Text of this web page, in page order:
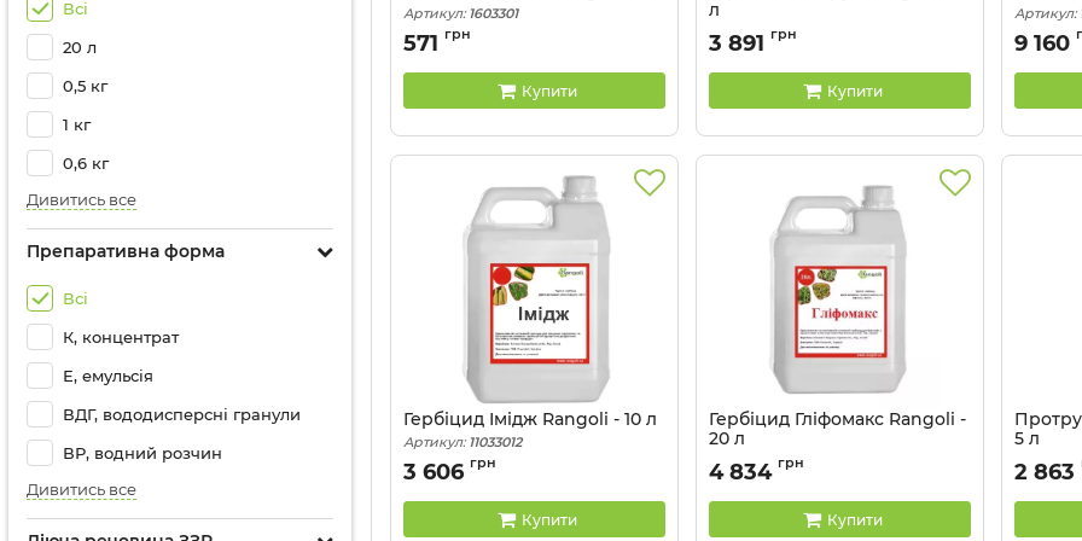
Всі
20 л
0,5 кг
1 кг
0,6 кг
Дивитись все
Препаративна форма
Всі
К, концентрат
Е, емульсія
ВДГ, вододисперсні гранули
ВР, водний розчин
Дивитись все
Артикул: 1603301
571 грн
Купити
л
Артикул: 11033017
3 891 грн
Купити
Артикул:
9 160
Гербіцид Імідж Rangoli - 10 л
Артикул: 11033012
3 606 грн
Купити
Гербіцид Гліфомакс Rangoli -
20 л
Артикул: 1103306
4 834 грн
Купити
5 л
Артикул:
2 863